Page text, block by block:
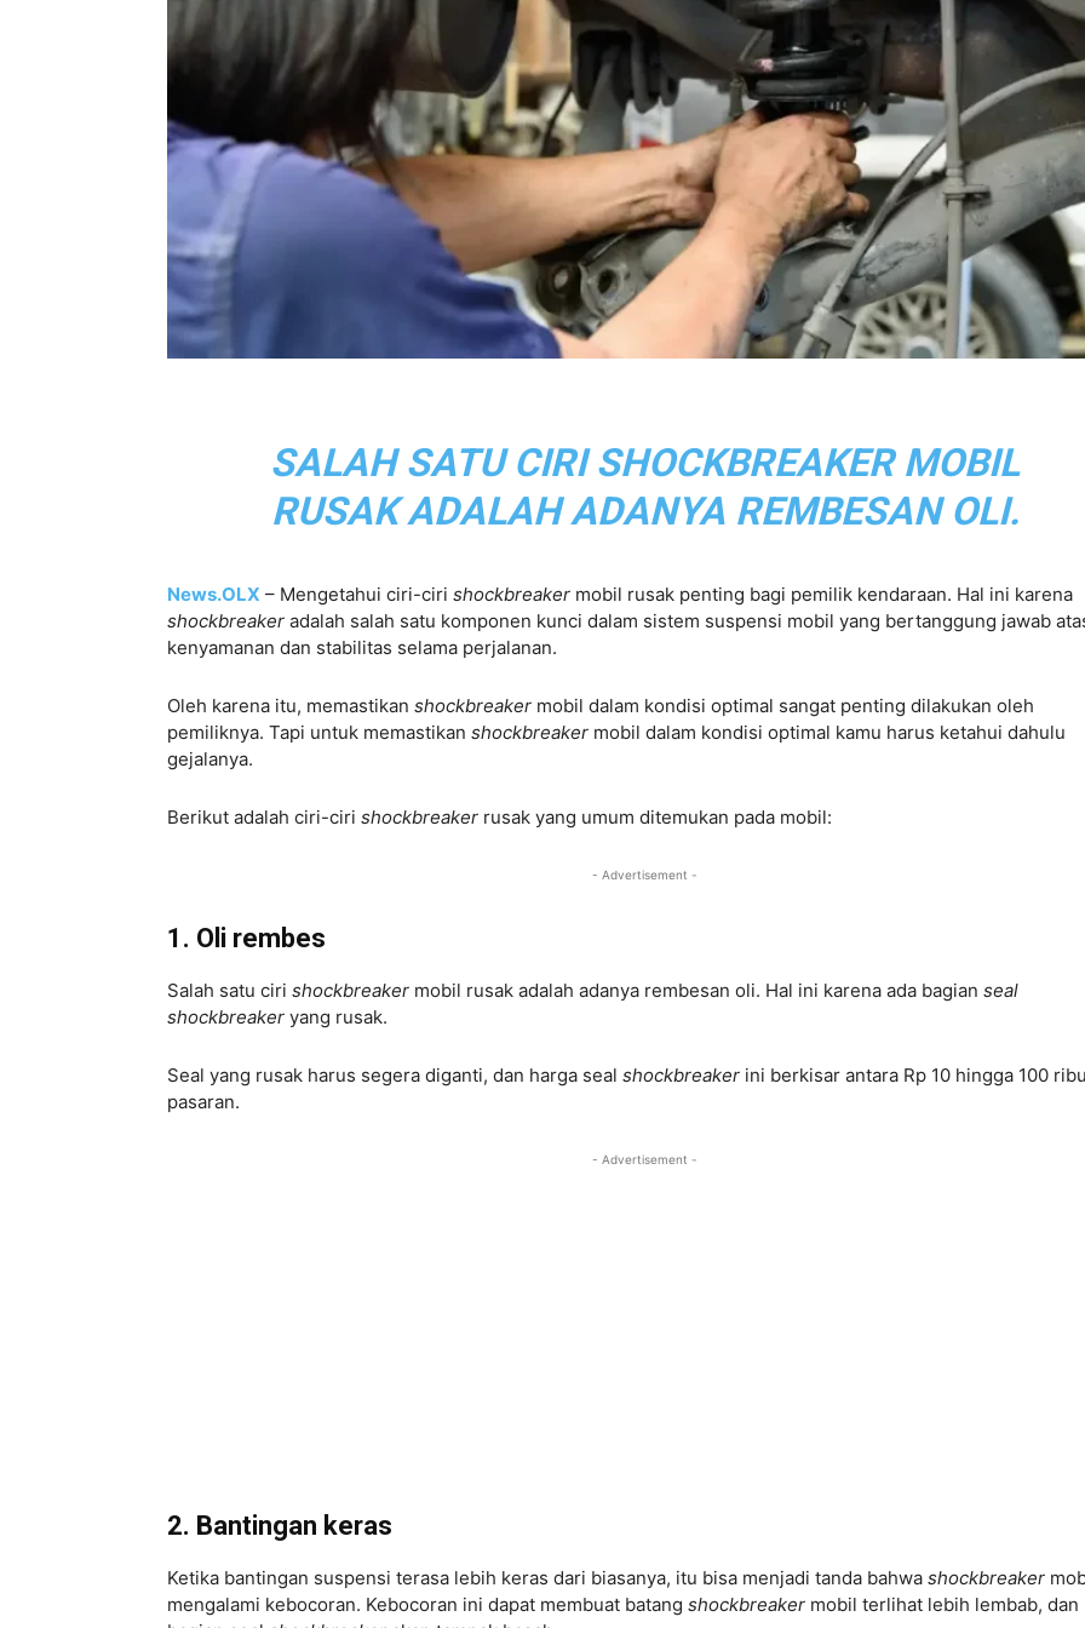
SALAH SATU CIRI SHOCKBREAKER MOBIL
RUSAK ADALAH ADANYA REMBESAN OLI.
News.OLX – Mengetahui ciri-ciri shockbreaker mobil rusak penting bagi pemilik kendaraan. Hal ini karena
shockbreaker adalah salah satu komponen kunci dalam sistem suspensi mobil yang bertanggung jawab
kenyamanan dan stabilitas selama perjalanan.
Oleh karena itu, memastikan shockbreaker mobil dalam kondisi optimal sangat penting dilakukan oleh
pemiliknya. Tapi untuk memastikan shockbreaker mobil dalam kondisi optimal kamu harus ketahui dahulu
gejalanya.
Berikut adalah ciri-ciri shockbreaker rusak yang umum ditemukan pada mobil:
- Advertisement -
1. Oli rembes
Salah satu ciri shockbreaker mobil rusak adalah adanya rembesan oli. Hal ini karena ada bagian seal
shockbreaker yang rusak.
Seal yang rusak harus segera diganti, dan harga seal shockbreaker ini berkisar antara Rp 10 hingga 100
pasaran.
- Advertisement -
2. Bantingan keras
Ketika bantingan suspensi terasa lebih keras dari biasanya, itu bisa menjadi tanda bahwa shockbreaker
mengalami kebocoran. Kebocoran ini dapat membuat batang shockbreaker mobil terlihat lebih lembab, dan